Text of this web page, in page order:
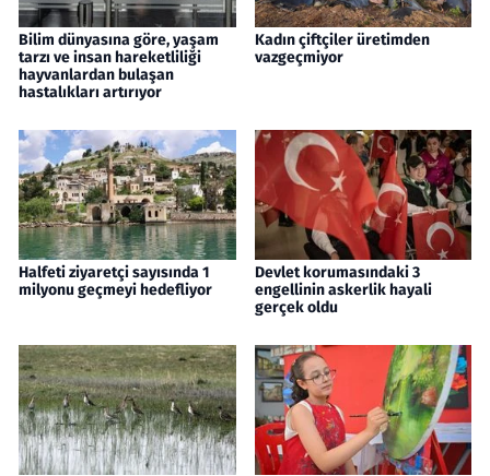
Bilim dünyasına göre, yaşam
tarzı ve insan hareketliliği
hayvanlardan bulaşan
hastalıkları artırıyor
Kadın çiftçiler üretimden
vazgeçmiyor
Halfeti ziyaretçi sayısında 1
milyonu geçmeyi hedefliyor
Devlet korumasındaki 3
engellinin askerlik hayali
gerçek oldu